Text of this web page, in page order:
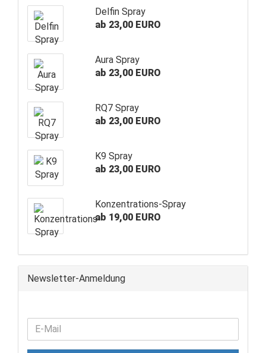
Delfin Spray
ab 23,00 EURO
Aura Spray
ab 23,00 EURO
RQ7 Spray
ab 23,00 EURO
K9 Spray
ab 23,00 EURO
Konzentrations-Spray
ab 19,00 EURO
Newsletter-Anmeldung